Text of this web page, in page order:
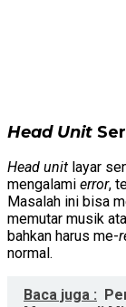
Head Unit
Head unit layar
mengalami error,
Masalah ini bisa
memutar musik
bahkan harus me-
normal.
Baca juga :